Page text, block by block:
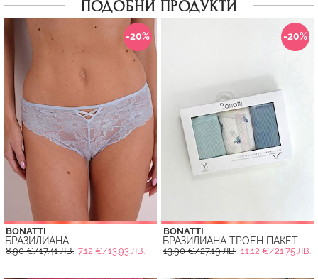
ПОДОБНИ ПРОДУКТИ
-20%
BONATTI
БРАЗИЛИАНА
8.90 €/17.41 ЛВ. 7.12 €/13.93 ЛВ.
-20%
BONATTI
БРАЗИЛИАНА ТРОЕН ПАКЕТ
13.90 €/27.19 ЛВ. 11.12 €/21.75 ЛВ.